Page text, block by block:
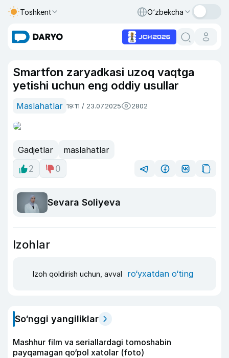
Toshkent O‘zbekcha
Smartfon zaryadkasi uzoq vaqtga
yetishi uchun eng oddiy usullar
Maslahatlar 19:11 / 23.07.2025 2802
Gadjetlar
maslahatlar
2
0
Sevara Soliyeva
Izohlar
Izoh qoldirish uchun, avval ro‘yxatdan o‘ting
So‘nggi yangiliklar
Mashhur film va seriallardagi tomoshabin
payqamagan qo‘pol xatolar (foto)